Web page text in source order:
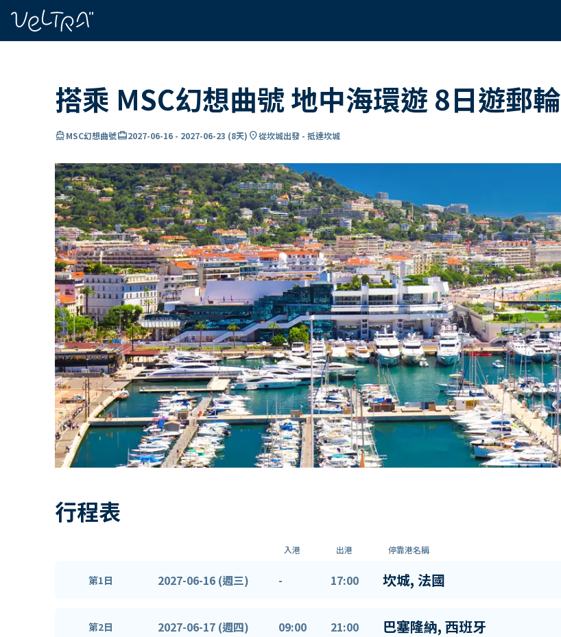
搭乘 MSC幻想曲號 地中海環遊 8日遊郵輪
directions_boatMSC幻想曲號card_travel2027-06-16 - 2027-06-23 (8天) location_on從坎城出發 - 抵達坎城
行程表
入港 出港 停靠港名稱
第1日 2027-06-16 (週三) - 17:00 坎城, 法國
第2日 2027-06-17 (週四) 09:00 21:00 巴塞隆納, 西班牙